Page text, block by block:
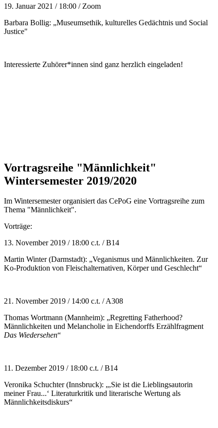
19. Januar 2021 / 18:00 / Zoom
Barbara Bollig: „Museumsethik, kulturelles Gedächtnis und Social
Justice"
Interessierte Zuhörer*innen sind ganz herzlich eingeladen!
Vortragsreihe "Männlichkeit"
Wintersemester 2019/2020
Im Wintersemester organisiert das CePoG eine Vortragsreihe zum
Thema "Männlichkeit".
Vorträge:
13. November 2019 / 18:00 c.t. / B14
Martin Winter (Darmstadt): „Veganismus und Männlichkeiten. Zur
Ko-Produktion von Fleischalternativen, Körper und Geschlecht“
21. November 2019 / 14:00 c.t. / A308
Thomas Wortmann (Mannheim): „Regretting Fatherhood?
Männlichkeiten und Melancholie in Eichendorffs Erzählfragment
Das Wiedersehen“
11. Dezember 2019 / 18:00 c.t. / B14
Veronika Schuchter (Innsbruck): „,Sie ist die Lieblingsautorin
meiner Frau...‘ Literaturkritik und literarische Wertung als
Männlichkeitsdiskurs“